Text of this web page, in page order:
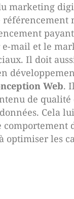
marketing
référencement
mail et le
Il doit
Web.
de qualité
Cela
optimiser les